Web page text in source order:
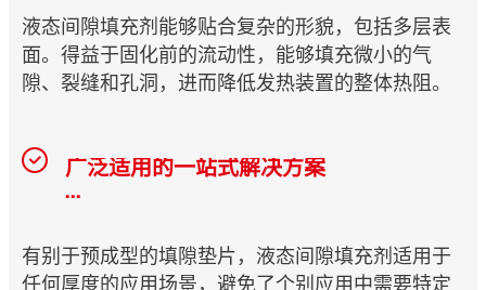
液态间隙填充剂能够贴合复杂的形貌，包括多层表
面。得益于固化前的流动性，能够填充微小的气
隙、裂缝和孔洞，进而降低发热装置的整体热阻。
广泛适用的一站式解决方案
...
有别于预成型的填隙垫片，液态间隙填充剂适用于
任何厚度的应用场景，避免了个别应用中需要特定